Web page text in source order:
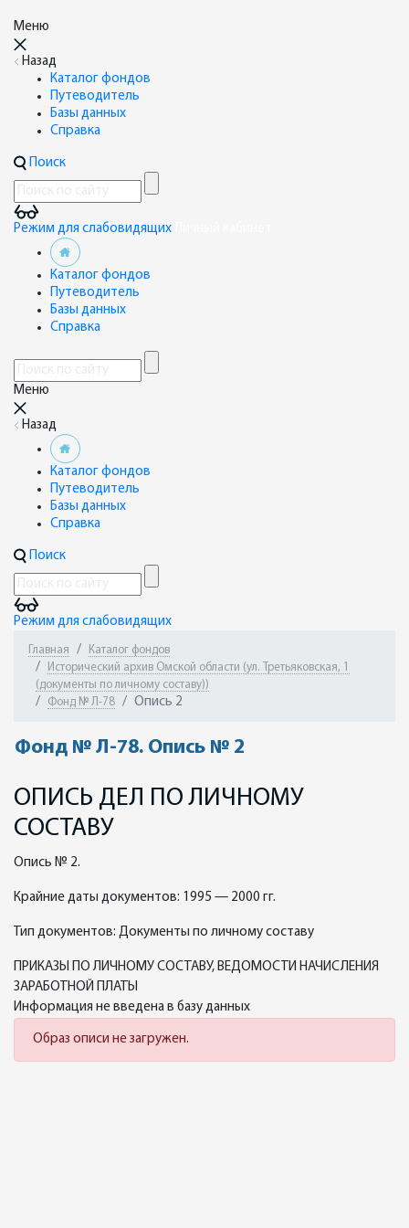
Меню
Назад
Каталог фондов
Путеводитель
Базы данных
Справка
Поиск
Режим для слабовидящих
Каталог фондов
Путеводитель
Базы данных
Справка
Меню
Назад
Каталог фондов
Путеводитель
Базы данных
Справка
Поиск
Режим для слабовидящих
Главная
Каталог фондов
Исторический архив Омской области (ул. Третьяковская, 1
(документы по личному составу))
Фонд № Л-78
Опись 2
Фонд № Л-78. Опись № 2
ОПИСЬ ДЕЛ ПО ЛИЧНОМУ
СОСТАВУ
Опись № 2.
Крайние даты документов: 1995 — 2000 гг.
Тип документов: Документы по личному составу
ПРИКАЗЫ ПО ЛИЧНОМУ СОСТАВУ, ВЕДОМОСТИ НАЧИСЛЕНИЯ
ЗАРАБОТНОЙ ПЛАТЫ
Информация не введена в базу данных
Образ описи не загружен.